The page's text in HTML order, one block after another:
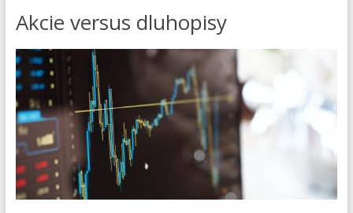
Akcie versus dluhopisy